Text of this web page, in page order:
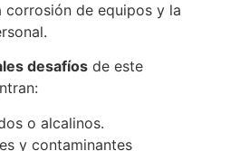
corrosión de equipos y la
desafíos de este
o alcalinos.
y contaminantes